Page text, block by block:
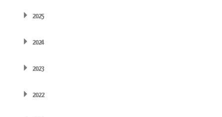
2025
2024
2023
2022